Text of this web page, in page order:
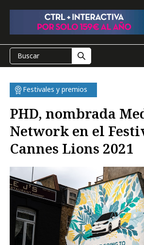
Festivales y premios
PHD, nombrada
Network en el
Cannes Lions 2021